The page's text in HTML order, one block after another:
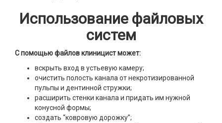
Использование файловых
систем
С помощью файлов клиницист может:
вскрыть вход в устьевую камеру;
очистить полость канала от некротизированной
пульпы и дентинной стружки;
расширить стенки канала и придать им нужной
конусной формы;
создать “ковровую дорожку”;